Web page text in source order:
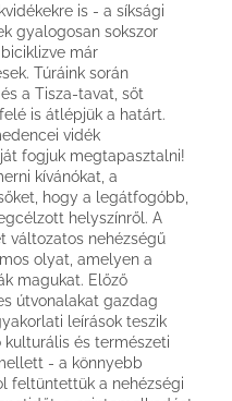
is - a síksági
gyalogosan sokszor
már
Túráink során
a Tisza-tavat, sőt
is átlépjük a határt.
vidék
fogjuk megtapasztalni!
kívánókat, a
hogy a legátfogóbb,
helyszínről. A
változatos nehézségű
olyat, amelyen a
magukat. Előző
útvonalakat gazdag
leírások teszik
és természeti
- a könnyebb
feltüntettük a nehézségi